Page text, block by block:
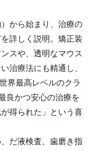
から始まり、治療の
詳しく説明。矯正装
スや、透明なマウス
治療法にも精通し、
界最高レベルのクラ
良かつ安心の治療を
得られた」という喜
だ液検査、歯磨き指